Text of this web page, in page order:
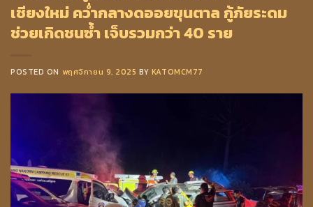
เชียงใหม่ คว่ำกลางดออยขุนตาล กู้ภัยระดม
ช่วยเกิดชนซ้ำ เจ็บรวมกว่า 40 ราย
POSTED ON พฤศจิกายน 9, 2025 BY KATOMCM77